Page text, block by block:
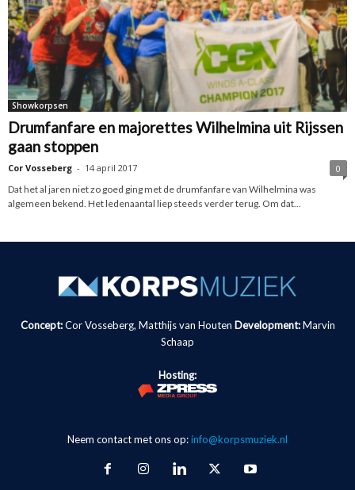
Showkorpsen
Drumfanfare en majorettes Wilhelmina uit Rijssen
gaan stoppen
Cor Vosseberg - 14 april 2017
0
Dat het al jaren niet zo goed ging met de drumfanfare van Wilhelmina was
algemeen bekend. Het ledenaantal liep steeds verder terug. Om dat...
Concept:Cor Vosseberg, Matthijs van Houten Development: Marvin
Schaap
Hosting:
Neem contact met ons op:info@korpsmuziek.nl